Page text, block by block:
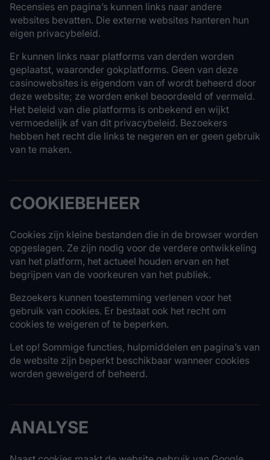
Recensies en pagina’s kunnen links naar andere
websites bevatten. Die externe websites hanteren hun
eigen privacybeleid.
Er kunnen links naar platforms van derden worden
geplaatst, waaronder gokplatforms. Geen van deze
casinowebsites is eigendom van of wordt beheerd door
deze website; ze worden enkel beoordeeld of vermeld.
Het beleid van die platforms is onbekend en wijkt
vermoedelijk af van dit privacybeleid. Bezoekers
hebben het recht die links te negeren en er geen gebruik
van te maken.
COOKIEBEHEER
Cookies zijn kleine bestanden die in de browser worden
opgeslagen. Ze zijn nodig voor de verdere ontwikkeling
van het platform, het actueel houden ervan en het
begrijpen van de voorkeuren van het publiek.
Bezoekers kunnen toestemming verlenen voor het
gebruik van cookies. Er bestaat ook het recht om
cookies te weigeren of te beperken.
Let op! Sommige functies, hulpmiddelen en pagina’s van
de website zijn beperkt beschikbaar wanneer cookies
worden geweigerd of beheerd.
ANALYSE